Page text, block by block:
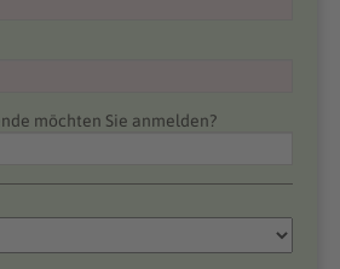
möchten Sie anmelden?